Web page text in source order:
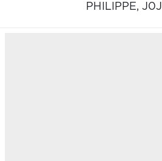
PHILIPPE,